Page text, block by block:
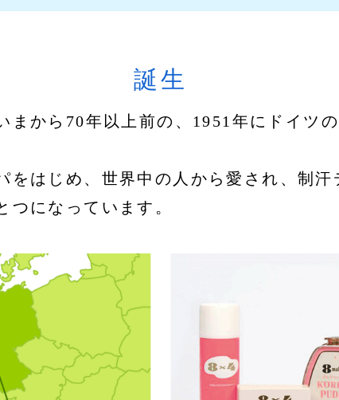
誕生
まから70年以上前の、1951年にドイツ
をはじめ、世界中の人から愛され、制汗
つになっています。